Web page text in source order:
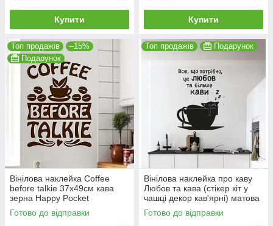
Купити Купити
Топ продажів
–15%
Подарунок
Вінілова наклейка Coffee
before talkie 37х49см кава
зерна Happy Pocket
Коричневий матовий HP-
103S-800M
Готово до відправки
Топ продажів Подарунок
Вінілова наклейка про каву
Любов та кава (стікер кіт у
чашці декор кав'ярні) матова
395х500 мм
Готово до відправки